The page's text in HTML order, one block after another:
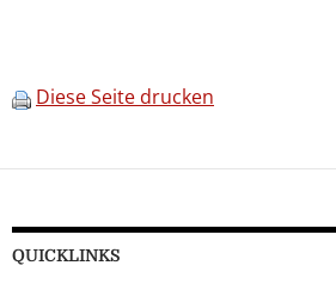
Diese Seite drucken
QUICKLINKS